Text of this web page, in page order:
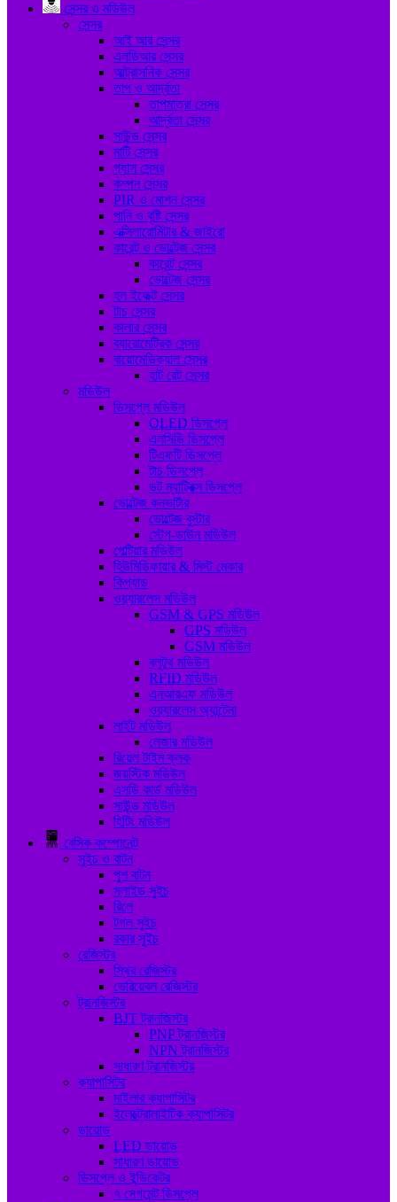
সেন্সর ও মডিউল
সেন্সর
আই আর সেন্সর
এলডিআর সেন্সর
আল্ট্রাসনিক সেন্সর
তাপ ও আর্দ্রতা
তাপমাত্রা সেন্সর
আর্দ্রতা সেন্সর
সাউন্ড সেন্সর
মাটি সেন্সর
গ্যাস সেন্সর
কম্পন সেন্সর
PIR ও মোশন সেন্সর
পানি ও বৃষ্টি সেন্সর
এক্সিলারোমিটার & জাইরো
কারেন্ট ও ভোল্টেজ সেন্সর
কারেন্ট সেন্সর
ভোল্টেজ সেন্সর
হল ইফেক্ট সেন্সর
টাচ সেন্সর
কালার সেন্সর
ব্যারোমেট্রিক সেন্সর
বায়োমেডিক্যাল সেন্সর
হার্ট রেট সেন্সর
মডিউল
ডিসপ্লে মডিউল
OLED ডিসপ্লে
এলসিডি ডিসপ্লে
টিএফটি ডিসপ্লে
টাচ ডিসপ্লে
ডট ম্যাট্রিক্স ডিসপ্লে
ভোল্টেজ কনভার্টার
ভোল্টেজ বুস্টার
স্টেপ-ডাউন মডিউল
পেল্টিয়ার মডিউল
হিউমিডিফায়ার & মিস্ট মেকার
কিপ্যাড
ওয়্যারলেস মডিউল
GSM & GPS মডিউল
GPS মডিউল
GSM মডিউল
ব্লুটুথ মডিউল
RFID মডিউল
এনআরএফ মডিউল
ওয়্যারলেস অ্যান্টেনা
লাইট মডিউল
লেজার মডিউল
রিয়েল টাইম ক্লক
জয়স্টিক মডিউল
এসডি কার্ড মডিউল
সাউন্ড মডিউল
হিটিং মডিউল
বেসিক কম্পোনেন্ট
সুইচ ও বাটন
পুশ বাটন
স্লাইড সুইচ
রিলে
টগল সুইচ
রকার সুইচ
রেজিস্টর
স্থির রেজিস্টর
ভেরিয়েবল রেজিস্টর
ট্রানজিস্টর
BJT ট্রানজিস্টর
PNP ট্রানজিস্টর
NPN ট্রানজিস্টর
সাধারণ ট্রানজিস্টর
ক্যাপাসিটর
মাইলার ক্যাপাসিটর
ইলেক্ট্রোলাইটিক ক্যাপাসিটর
ডায়োড
LED ডায়োড
সাধারণ ডায়োড
ডিসপ্লে ও ইন্ডিকেটর
৭ সেগমেন্ট ডিসপ্লে